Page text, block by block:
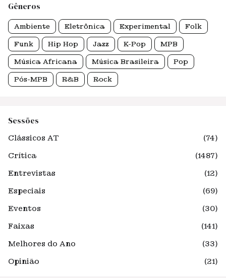
Gêneros
Ambiente Eletrônica Experimental Folk
Funk Hip Hop Jazz K-Pop MPB
Música Africana Música Brasileira Pop
Pós-MPB R&B Rock
Sessões
Clássicos AT
(74)
Crítica
(1487)
Entrevistas
(12)
Especiais
(69)
Eventos
(30)
Faixas
(141)
Melhores do Ano
(33)
Opinião
(21)